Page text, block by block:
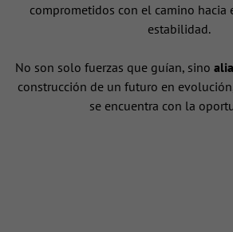
comprometidos con el camino hacia
estabilidad.
No son solo fuerzas que guían, sino
construcción de un futuro en
se encuentra con la